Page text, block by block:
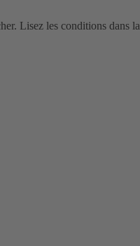
Lisez les conditions dans la